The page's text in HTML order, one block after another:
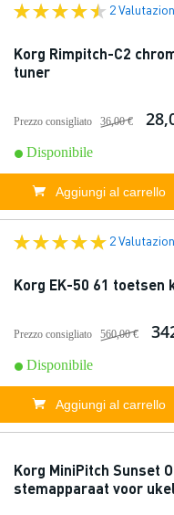
2
Korg Rimpitch-C2
tuner
Prezzo consigliato 36,00 €
Disponibile
Aggiungi al carrello
2
Korg EK-50 61 toetsen
Prezzo consigliato 560,00 €
Disponibile
Aggiungi al carrello
Korg MiniPitch Sunset
stemapparaat voor